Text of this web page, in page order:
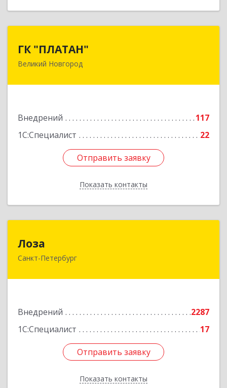
ГК "ПЛАТАН"
Великий Новгород
Внедрений
117
1С:Специалист
22
Отправить заявку
Показать контакты
173003, Новгородская обл, Великий Новгород
Подробнее
Отправить заявку
Назад
Лоза
Санкт-Петербург
Внедрений
2287
1С:Специалист
17
Отправить заявку
Показать контакты
194044, Санкт-Петербург г, Выборгская наб,
Отправить заявку
Назад